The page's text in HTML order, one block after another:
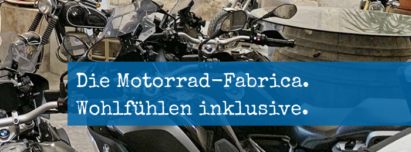
Die Motorrad-Fabrica.
Wohlfühlen inklusive.